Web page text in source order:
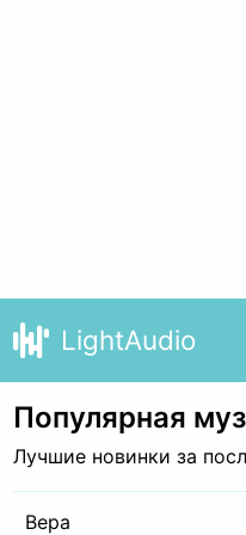
LightAudio
Популярная
Лучшие новинки за
Вера